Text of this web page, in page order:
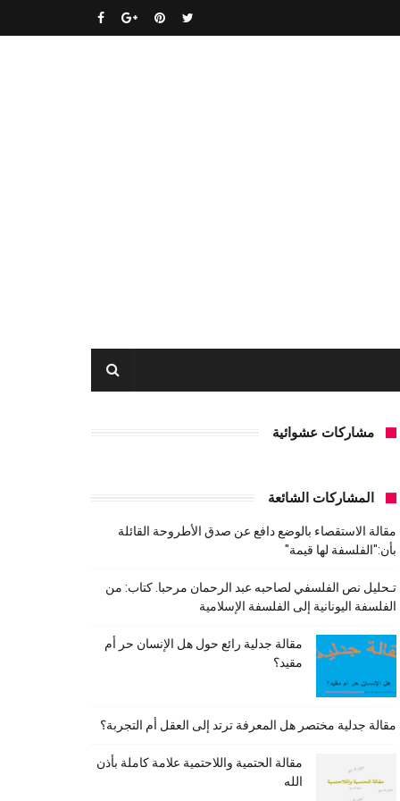
مشاركات عشوائية
المشاركات الشائعة
مقالة الاستقصاء بالوضع دافع عن صدق الأطروحة القائلة
بأن:"الفلسفة لها قيمة"
تـحليل نص الفلسفي لصاحبه عبد الرحمان مرحبا. كتاب: من
الفلسفة اليونانية إلى الفلسفة الإسلامية
مقالة جدلية رائع حول هل الإنسان حر أم
مقيد؟
مقالة جدلية مختصر هل المعرفة ترتد إلى العقل أم التجربة؟
مقالة الحتمية واللاحتمية علامة كاملة بأذن
الله